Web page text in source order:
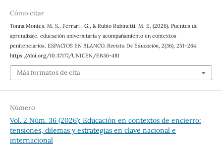
Cómo citar
Tonna Montes, M. S., Ferrari , G., & Rubio Rubinetti, M. E. (2026). Puentes de
aprendizaje, educación universitaria y acompañamiento en contextos
penitenciarios. ESPACIOS EN BLANCO. Revista De Educación, 2(36), 251–264.
https://doi.org/10.37177/UNICEN/EB36-481
Más formatos de cita
Número
Vol. 2 Núm. 36 (2026): Educación en contextos de encierro:
tensiones, dilemas y estrategias en clave nacional e
internacional